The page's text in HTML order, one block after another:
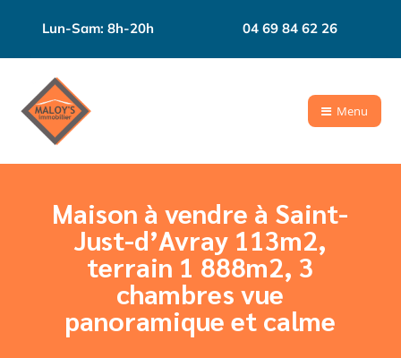
Lun-Sam: 8h-20h 04 69 84 62 26
Menu
Maison à vendre à Saint-
Just-d’Avray 113m2,
terrain 1 888m2, 3
chambres vue
panoramique et calme